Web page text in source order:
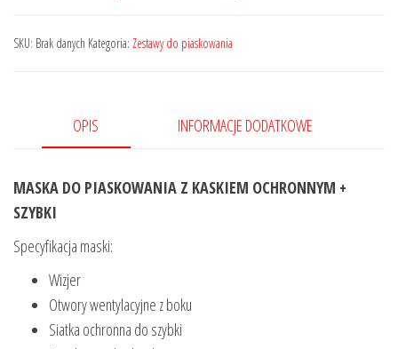
do
SKU: Brak danych Kategoria: Zestawy do piaskowania
OPIS INFORMACJE DODATKOWE
MASKA DO PIASKOWANIA Z KASKIEM OCHRONNYM +
SZYBKI
Specyfikacja maski:
Wizjer
Otwory wentylacyjne z boku
Siatka ochronna do szybki